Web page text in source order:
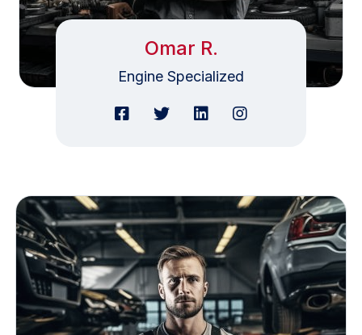
Omar R.
Engine Specialized